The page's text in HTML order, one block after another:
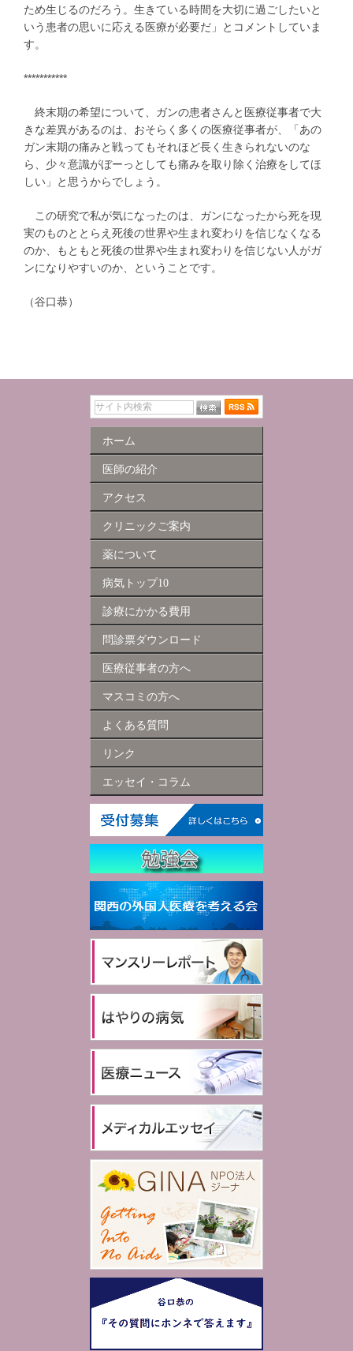
ため生じるのだろう。生きている時間を大切に過ごしたいと
いう患者の思いに応える医療が必要だ」とコメントしていま
す。
***********
終末期の希望について、ガンの患者さんと医療従事者で大
きな差異があるのは、おそらく多くの医療従事者が、「あの
ガン末期の痛みと戦ってもそれほど長く生きられないのな
ら、少々意識がぼーっとしても痛みを取り除く治療をしてほ
しい」と思うからでしょう。
この研究で私が気になったのは、ガンになったから死を現
実のものととらえ死後の世界や生まれ変わりを信じなくなる
のか、もともと死後の世界や生まれ変わりを信じない人がガ
ンになりやすいのか、ということです。
（谷口恭）
ホーム
医師の紹介
アクセス
クリニックご案内
薬について
病気トップ10
診療にかかる費用
問診票ダウンロード
医療従事者の方へ
マスコミの方へ
よくある質問
リンク
エッセイ・コラム